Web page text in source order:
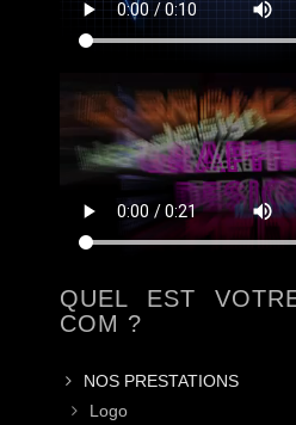
QUEL EST
COM ?
NOS PRESTATIONS
Logo